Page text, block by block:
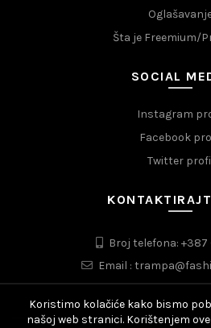
Šta je Freemium/
SOCIAL
Instagram
Facebook
Twitter
Broj telefona: +387
Email :
Koristimo kolačiće kako bismo
našoj web stranici. Korištenjem